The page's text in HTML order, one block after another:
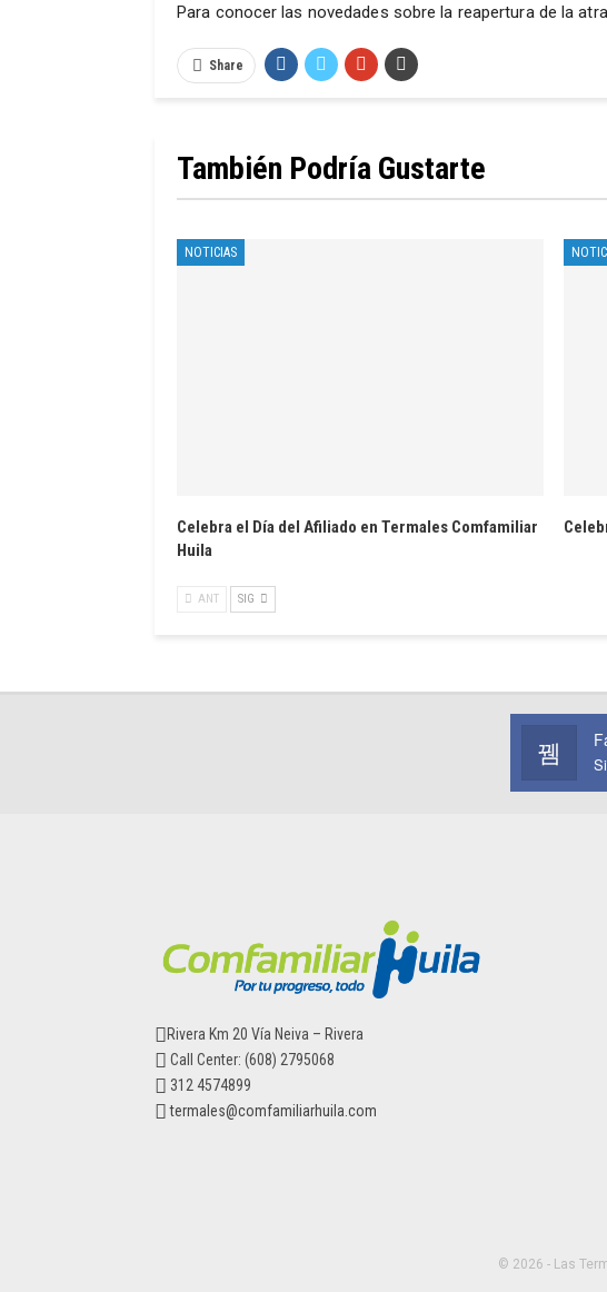
Para conocer las novedades sobre la reapertura de la
Share
También Podría Gustarte
NOTICIAS
Celebra el Día del Afiliado en Termales Comfamiliar
Huila
ANT SIG
Rivera Km 20 Vía Neiva – Rivera
Call Center: (608) 2795068
312 4574899
termales@comfamiliarhuila.com
© 2026 - Las